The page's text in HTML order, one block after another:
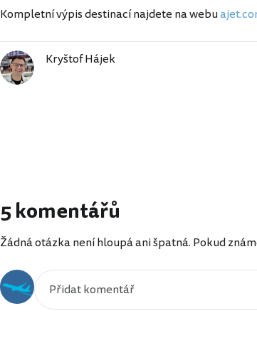
Kompletní výpis destinací najdete na webu
Kryštof Hájek
5 komentářů
Žádná otázka není hloupá ani špatná. Pokud